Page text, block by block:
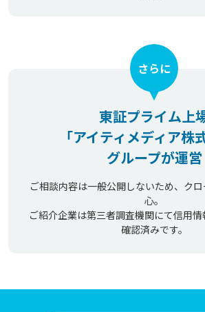
東証プライム上
「アイティメディア株
グループが運営
さらに
ご相談内容は一般公開しないため、ク
心。
ご紹介企業は第三者調査機関にて信用
確認済みです。